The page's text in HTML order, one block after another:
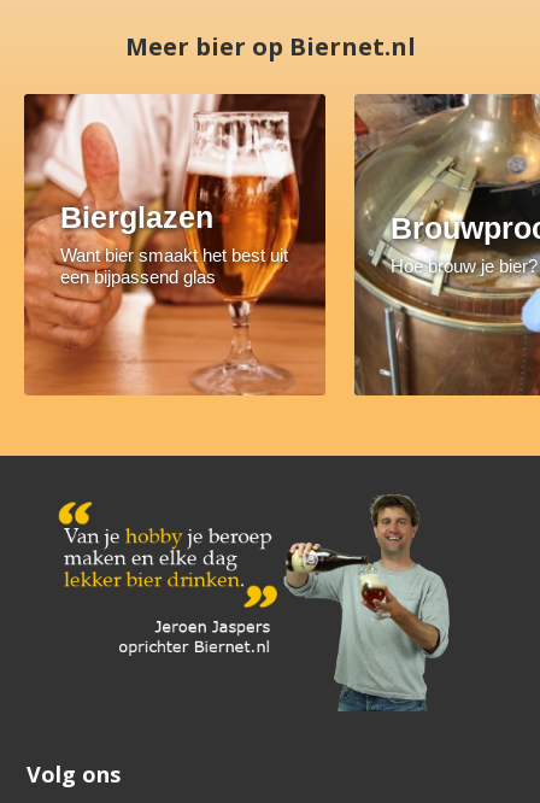
Meer bier op Biernet.nl
Bierglazen
Want bier smaakt het best uit
een bijpassend glas
Hoe brouw je bier?
Volg ons